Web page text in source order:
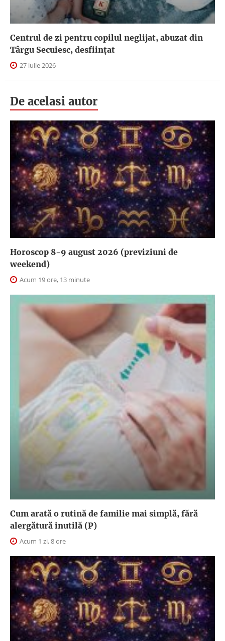
Centrul de zi pentru copilul neglijat, abuzat din
Târgu Secuiesc, desfiinţat
27 iulie 2026
De acelasi autor
Horoscop 8-9 august 2026 (previziuni de
weekend)
Acum 19 ore, 13 minute
Cum arată o rutină de familie mai simplă, fără
alergătură inutilă (P)
Acum 1 zi, 8 ore